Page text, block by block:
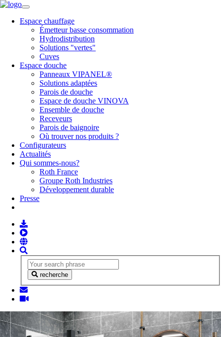
Espace chauffage
Émetteur basse consommation
Hydrodistribution
Solutions "vertes"
Cuves
Espace douche
Panneaux VIPANEL®
Solutions adaptées
Parois de douche
Espace de douche VINOVA
Ensemble de douche
Receveurs
Parois de baignoire
Où trouver nos produits ?
Configurateurs
Actualités
Qui sommes-nous?
Roth France
Groupe Roth Industries
Développement durable
Presse
recherche